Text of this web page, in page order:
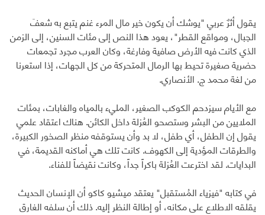
يقول أثرٌ عربي "يوشك أن يكون خير مال المرء غنم يتبع به شعفَ
الجبال، ومواقع القطر"، يعود هذا النص إلى مئات السنين، إلى الزمن
الذي كانت فيه الأرض صافية وفارغة، وكان العرب مجرد تجمعات
حضرية صغيرة تحيط بها الرمال المتحركة من كل الجهات، إذا استعرنا
من لغة محمد ج. الأنصاري.
مع الأيام سيزدحم الكوكب الصغير، المليء بالمياه والغابات، بمئات
الملايين من البشر وستصحو العُزلة داخل الكائن. هناك اعتقاد علمي
يقول إن الطفل، أي طفل، لا بد وأن يستوقفه منظر الصخور الكبيرة،
والطرقات المؤدية إلى الكهوف. كانت تلك هي أماكنه القديمة، في
البدايات. لقد اخترعت العُزلة باكراً جداً، وكانت نقيضاً للفناء.
في كتابه "فيزياء المُستقبل" يعتقد ميشيو كاكو أن الإنسان الحديث
يقلقه الاطلاع على مكانه، أو إطالة النظر إليه. ذلك أن سلفه الغارق